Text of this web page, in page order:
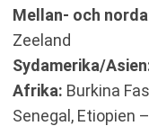
Mellan- och
Zeeland
Sydamerika/Asien
Afrika: Burkina
Senegal, Etiopien